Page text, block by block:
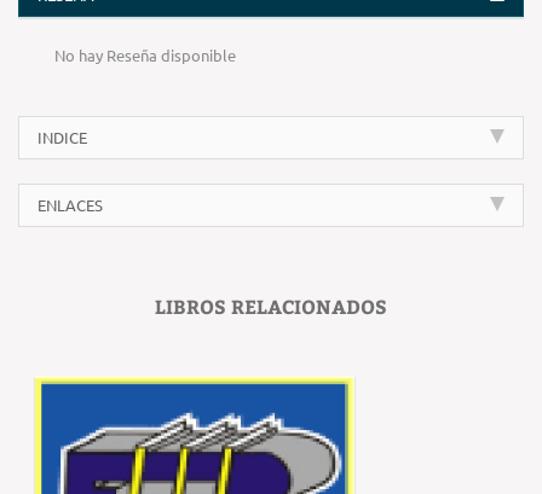
No hay Reseña disponible
INDICE
ENLACES
LIBROS RELACIONADOS